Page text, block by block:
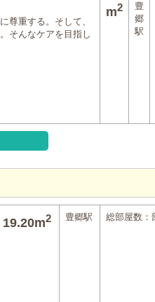
尊重する。そして、
そんなケアを目指し
m2
豊
郷
駅
19.20m2 豊郷駅 総部屋数：